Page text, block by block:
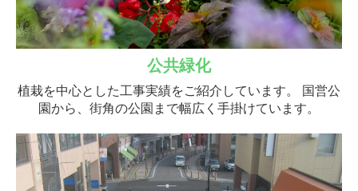
公共緑化
植栽を中心とした工事実績をご紹介しています。 国営公
園から、街角の公園まで幅広く手掛けています。